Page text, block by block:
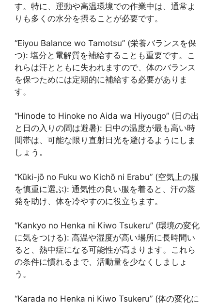
す。特に、運動や高温環境での作業中は、通常よ
りも多くの水分を摂ることが必要です。
“Eiyou Balance wo Tamotsu” (栄養バランスを保
つ): 塩分と電解質を補給することも重要です。こ
れらは汗とともに失われますので、体のバランス
を保つためには定期的に補給する必要がありま
す。
“Hinode to Hinoke no Aida wa Hiyougo” (日の出
と日の入りの間は避暑): 日中の温度が最も高い時
間帯は、可能な限り直射日光を避けるようにしま
しょう。
“Kūki-jō no Fuku wo Kichō ni Erabu” (空気上の服
を慎重に選ぶ): 通気性の良い服を着ると、汗の蒸
発を助け、体を冷やすのに役立ちます。
“Kankyo no Henka ni Kiwo Tsukeru” (環境の変化
に気をつける): 高温や湿度が高い場所に長時間い
ると、熱中症になる可能性が高まります。これら
の条件に慣れるまで、活動量を少なくしましょ
う。
“Karada no Henka ni Kiwo Tsukeru” (体の変化に